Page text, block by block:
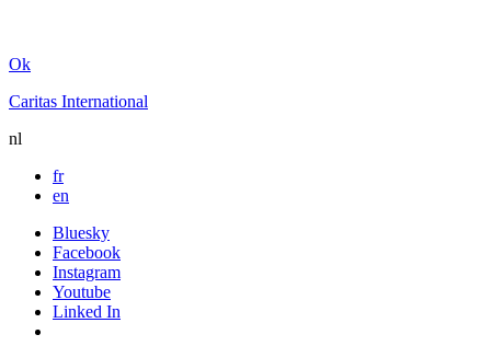
Ok
Caritas International
nl
fr
en
Bluesky
Facebook
Instagram
Youtube
Linked In